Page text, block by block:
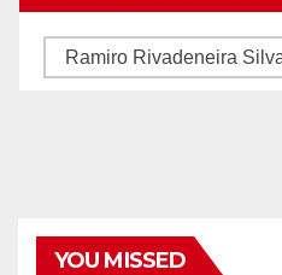
Autores
YOU MISSED